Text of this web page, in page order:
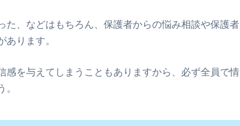
た、などはもちろん、保護者からの悩み相談や保護者
ります。
感を与えてしまうこともありますから、必ず全員で情